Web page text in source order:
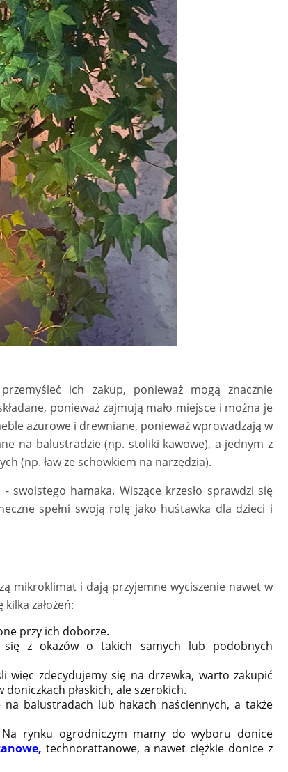
ich zakup, ponieważ mogą znacznie
ponieważ zajmują mało miejsce i można je
ażurowe i drewniane, ponieważ wprowadzają w
na balustradzie (np. stoliki kawowe), a jednym z
(np. ław ze schowkiem na narzędzia).
swoistego hamaka. Wiszące krzesło sprawdzi się
spełni swoją rolę jako huśtawka dla dzieci i
mikroklimat i dają przyjemne wyciszenie nawet w
założeń:
przy ich doborze.
się z okazów o takich samych lub podobnych
zdecydujemy się na drzewka, warto zakupić
płaskich, ale szerokich.
na balustradach lub hakach naściennych, a także
rynku ogrodniczym mamy do wyboru donice
, technorattanowe, a nawet ciężkie donice z